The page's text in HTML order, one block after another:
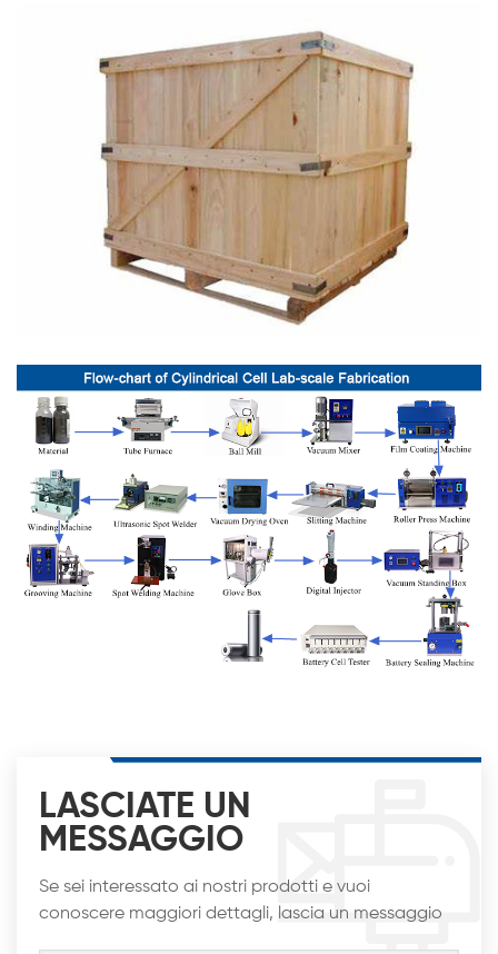
LASCIATE UN
MESSAGGIO
Se sei interessato ai nostri prodotti e vuoi
conoscere maggiori dettagli, lascia un messaggio